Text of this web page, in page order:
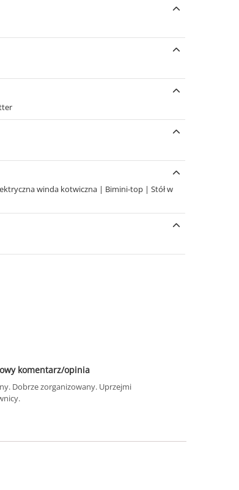
winda kotwiczna | Bimini-top | Stół w
komentarz/opinia
Dobrze zorganizowany. Uprzejmi